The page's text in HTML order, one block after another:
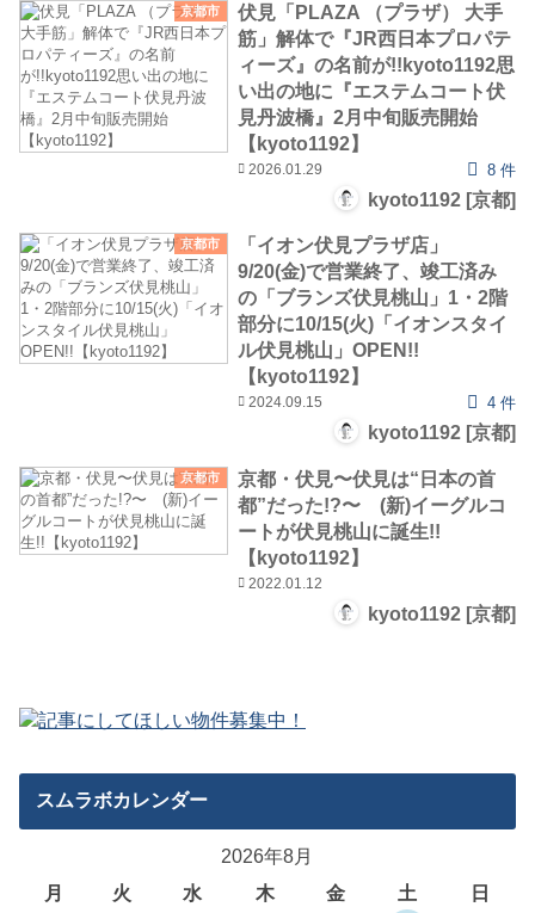
京都市
伏見「PLAZA （プラザ） 大手
筋」解体で『JR西日本プロパテ
ィーズ』の名前が!!kyoto1192思
い出の地に『エステムコート伏
見丹波橋』2月中旬販売開始
【kyoto1192】
2026.01.29 8 件
kyoto1192 [京都]
京都市
「イオン伏見プラザ店」
9/20(金)で営業終了、竣工済み
の「ブランズ伏見桃山」1・2階
部分に10/15(火)「イオンスタイ
ル伏見桃山」OPEN!!
【kyoto1192】
2024.09.15 4 件
kyoto1192 [京都]
京都市
京都・伏見〜伏見は“日本の首
都”だった!?〜 (新)イーグルコ
ートが伏見桃山に誕生!!
【kyoto1192】
2022.01.12
kyoto1192 [京都]
スムラボカレンダー
2026年8月
月
火 水 木 金 土
日